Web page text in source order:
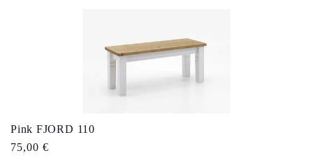
Pink FJORD 110
Tavahind
75,00 €